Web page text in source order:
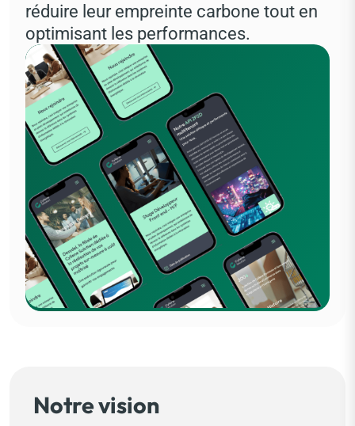
réduire leur empreinte carbone tout en
optimisant les performances.
Notre vision